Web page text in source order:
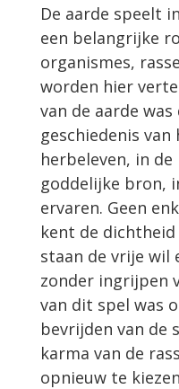
De aarde speelt
een belangrijke
organismes,
worden hier
van de aarde
geschiedenis
herbeleven, in
goddelijke bron,
ervaren. Geen
kent de
staan de vrije wil
zonder ingrijpen
van dit spel was
bevrijden van de
karma van de
opnieuw te